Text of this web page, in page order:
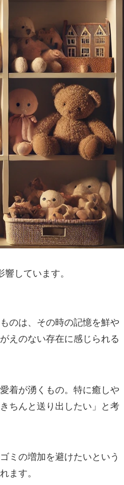
しています。
のは、その時の記憶を鮮や
えのない存在に感じられる
着が湧くもの。特に癒しや
ちんと送り出したい」と考
ミの増加を避けたいという
ます。